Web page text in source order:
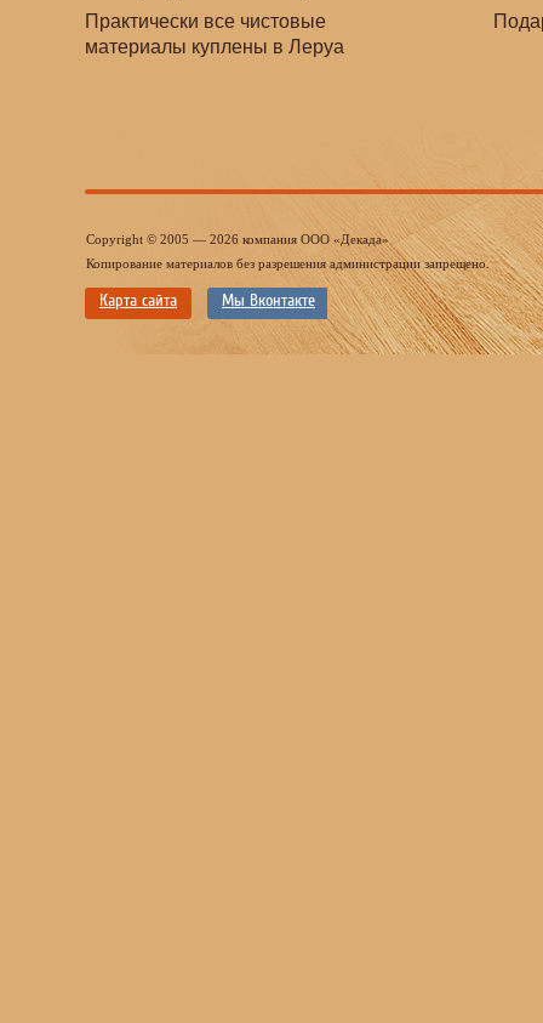
Практически все чистовые
материалы куплены в Леруа
Copyright © 2005 — 2026 компания ООО «Декада»
Копирование материалов без разрешения администрации запрещено.
Карта сайта Мы Вконтакте